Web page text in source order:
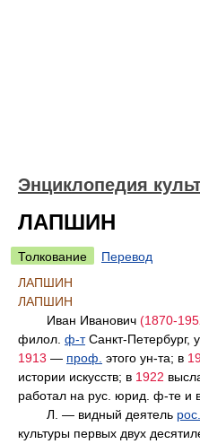
Энциклопедия
ЛАПШИН
Толкование
Перевод
ЛАПШИН
ЛАПШИН
Иван Иванович (1870-
филол. ф-тСанкт-Петербург,
1913 — проф. этого ун-та; в
истории искусств; в 1922
работал на рус. юрид. ф-те и
Л. — видный деятель рос.
культуры первых двух